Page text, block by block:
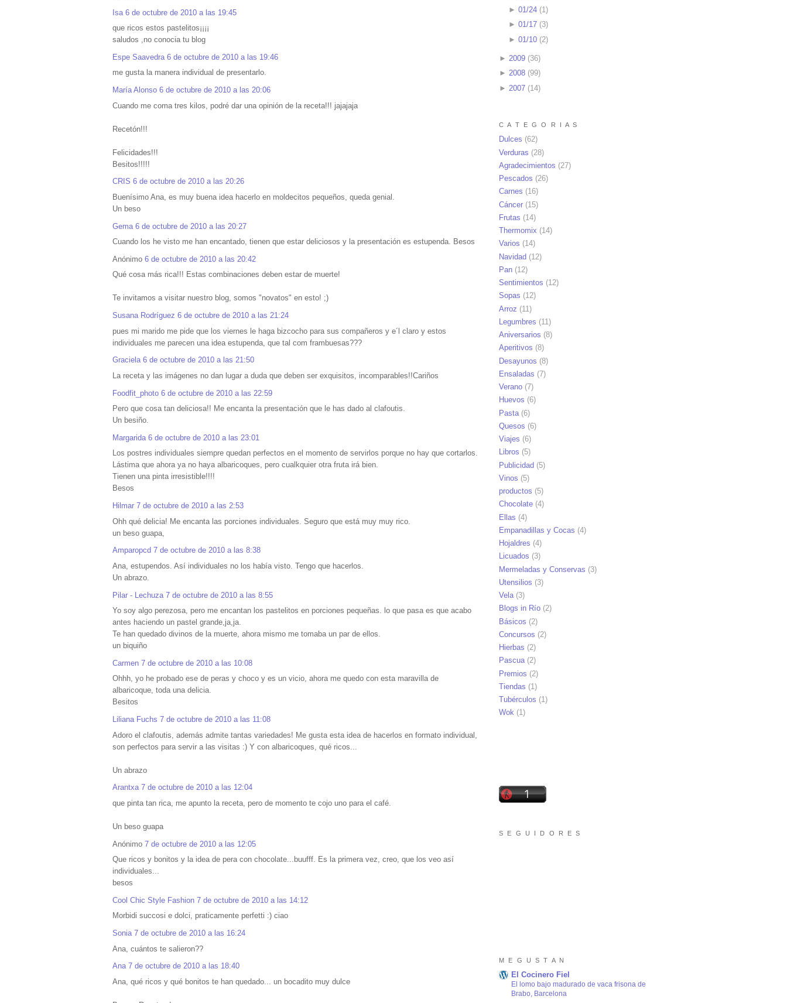
Isa 6 de octubre de 2010 a las 19:45
que ricos estos pastelitos¡¡¡¡
saludos ,no conocia tu blog
Espe Saavedra 6 de octubre de 2010 a las 19:46
me gusta la manera individual de presentarlo.
María Alonso 6 de octubre de 2010 a las 20:06
Cuando me coma tres kilos, podré dar una opinión de la receta!!! jajajaja
Recetón!!!
Felicidades!!!
Besitos!!!!!
CRIS 6 de octubre de 2010 a las 20:26
Buenísimo Ana, es muy buena idea hacerlo en moldecitos pequeños, queda genial.
Un beso
Gema 6 de octubre de 2010 a las 20:27
Cuando los he visto me han encantado, tienen que estar deliciosos y la presentación es estupenda. Besos
Anónimo 6 de octubre de 2010 a las 20:42
Qué cosa más rica!!! Estas combinaciones deben estar de muerte!
Te invitamos a visitar nuestro blog, somos "novatos" en esto! ;)
Susana Rodríguez 6 de octubre de 2010 a las 21:24
pues mi marido me pide que los viernes le haga bizcocho para sus compañeros y e´l claro y estos
individuales me parecen una idea estupenda, que tal com frambuesas???
Graciela 6 de octubre de 2010 a las 21:50
La receta y las imágenes no dan lugar a duda que deben ser exquisitos, incomparables!!Cariños
Foodfit_photo 6 de octubre de 2010 a las 22:59
Pero que cosa tan deliciosa!! Me encanta la presentación que le has dado al clafoutis.
Un besiño.
Margarida 6 de octubre de 2010 a las 23:01
Los postres individuales siempre quedan perfectos en el momento de servirlos porque no hay que cortarlos.
Lástima que ahora ya no haya albaricoques, pero cualkquier otra fruta irá bien.
Tienen una pinta irresistible!!!!
Besos
Hilmar 7 de octubre de 2010 a las 2:53
Ohh qué delicia! Me encanta las porciones individuales. Seguro que está muy muy rico.
un beso guapa,
Amparopcd 7 de octubre de 2010 a las 8:38
Ana, estupendos. Así individuales no los había visto. Tengo que hacerlos.
Un abrazo.
Pilar - Lechuza 7 de octubre de 2010 a las 8:55
Yo soy algo perezosa, pero me encantan los pastelitos en porciones pequeñas. lo que pasa es que acabo
antes haciendo un pastel grande,ja,ja.
Te han quedado divinos de la muerte, ahora mismo me tomaba un par de ellos.
un biquiño
Carmen 7 de octubre de 2010 a las 10:08
Ohhh, yo he probado ese de peras y choco y es un vicio, ahora me quedo con esta maravilla de
albaricoque, toda una delicia.
Besitos
Liliana Fuchs 7 de octubre de 2010 a las 11:08
Adoro el clafoutis, además admite tantas variedades! Me gusta esta idea de hacerlos en formato individual,
son perfectos para servir a las visitas :) Y con albaricoques, qué ricos...
Un abrazo
Arantxa 7 de octubre de 2010 a las 12:04
que pinta tan rica, me apunto la receta, pero de momento te cojo uno para el café.
Un beso guapa
Anónimo 7 de octubre de 2010 a las 12:05
Que ricos y bonitos y la idea de pera con chocolate...buufff. Es la primera vez, creo, que los veo así
individuales...
besos
Cool Chic Style Fashion 7 de octubre de 2010 a las 14:12
Morbidi succosi e dolci, praticamente perfetti :) ciao
Sonia 7 de octubre de 2010 a las 16:24
Ana, cuántos te salieron??
Ana 7 de octubre de 2010 a las 18:40
Ana, qué ricos y qué bonitos te han quedado... un bocadito muy dulce
► 01/24(1 )
► 01/17(3)
► 01/10(2)
► 2009 (36)
► 2008 (99)
► 2007 (14)
C A T E G O R I A S
Dulces (62)
Verduras (28)
Agradecimientos (27)
Pescados (26)
Carnes (16)
Cáncer (15)
Frutas (14)
Thermomix (14)
Varios (14)
Navidad (12)
Pan (12)
Sentimientos (12)
Sopas (12)
Arroz (11)
Legumbres (11)
Aniversarios (8)
Aperitivos (8)
Desayunos (8)
Ensaladas (7)
Verano (7)
Huevos (6)
Pasta (6)
Quesos (6)
Viajes (6)
Libros (5)
Publicidad (5)
Vinos (5)
productos (5)
Chocolate (4)
Ellas (4)
Empanadillas y Cocas (4)
Hojaldres (4)
Licuados (3)
Mermeladas y Conservas (3)
Utensilios (3)
Vela(3)
Blogs in Río (2)
Básicos (2)
Concursos (2)
Hierbas (2)
Pascua(2)
Premios (2)
Tiendas (1)
Tubérculos (1)
Wok (1)
S E G U I D O R E S
M E G U S T A N
El Cocinero Fiel
El lomo bajo madurado de vaca frisona de
Brabo, Barcelona